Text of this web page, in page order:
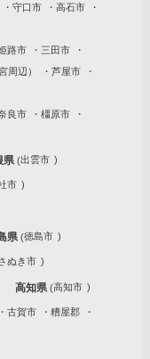
守口市
高石市
路市
三田市
周辺）
芦屋市
良市
橿原市
県 出雲市
市
県 徳島市
ぬき市
高知県 高知市
古賀市
糟屋郡